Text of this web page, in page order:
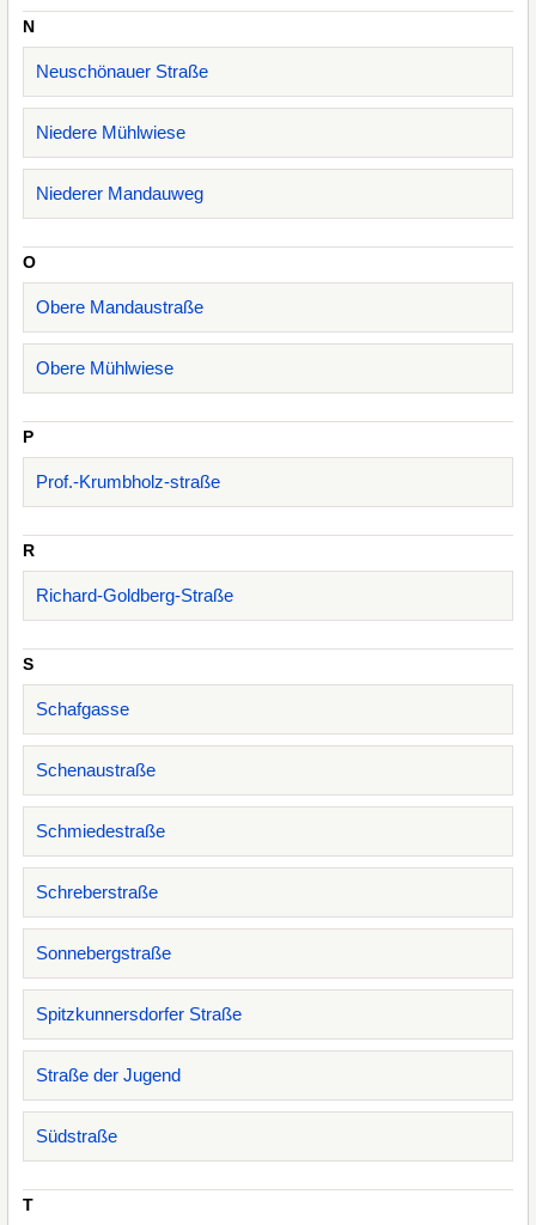
N
Neuschönauer Straße
Niedere Mühlwiese
Niederer Mandauweg
O
Obere Mandaustraße
Obere Mühlwiese
P
Prof.-Krumbholz-straße
R
Richard-Goldberg-Straße
S
Schafgasse
Schenaustraße
Schmiedestraße
Schreberstraße
Sonnebergstraße
Spitzkunnersdorfer Straße
Straße der Jugend
Südstraße
T